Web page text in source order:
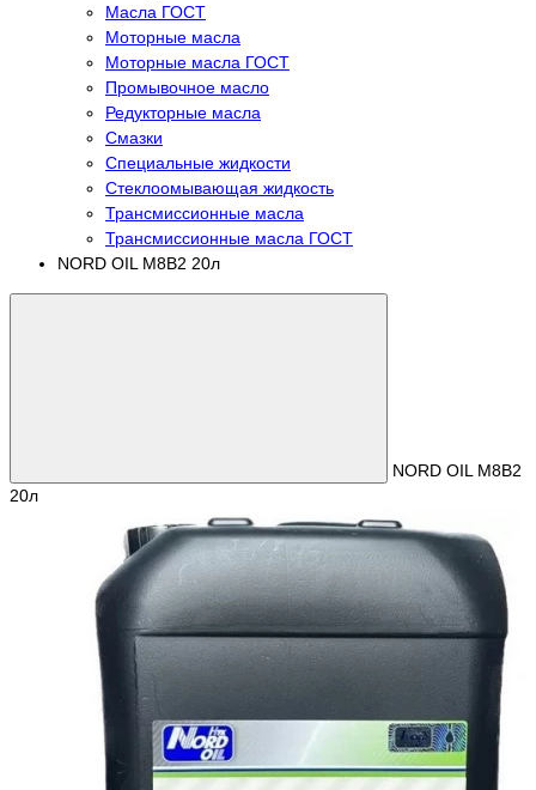
Масла ГОСТ
Моторные масла
Моторные масла ГОСТ
Промывочное масло
Редукторные масла
Смазки
Специальные жидкости
Стеклоомывающая жидкость
Трансмиссионные масла
Трансмиссионные масла ГОСТ
NORD OIL М8В2 20л
NORD OIL М8В2
20л